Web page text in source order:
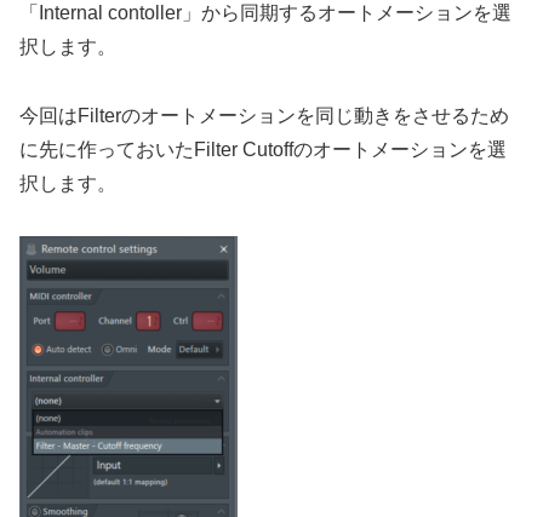
「Internal contoller」から同期するオートメーションを選
択します。
今回はFilterのオートメーションを同じ動きをさせるため
に先に作っておいたFilter Cutoffのオートメーションを選
択します。